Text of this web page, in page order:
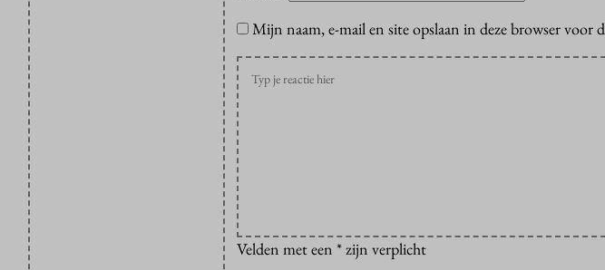
Mijn naam, e-mail en site opslaan in deze browser voor
Velden met een * zijn verplicht